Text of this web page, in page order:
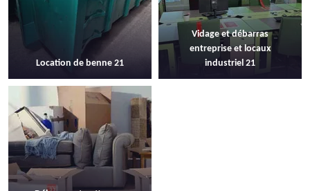
Location de benne 21
Vidage et débarras
entreprise et locaux
industriel 21